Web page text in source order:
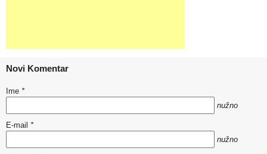
Novi Komentar
Ime *
nužno
E-mail *
nužno